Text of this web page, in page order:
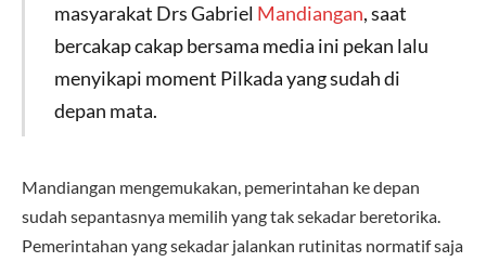
masyarakat Drs Gabriel Mandiangan, saat
bercakap cakap bersama media ini pekan lalu
menyikapi moment Pilkada yang sudah di
depan mata.
Mandiangan mengemukakan, pemerintahan ke depan
sudah sepantasnya memilih yang tak sekadar beretorika.
Pemerintahan yang sekadar jalankan rutinitas normatif saja